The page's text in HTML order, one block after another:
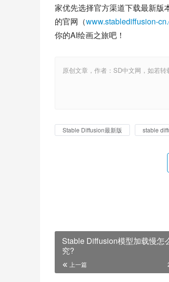
家优先选择官方渠道下载最新版
的官网（www.stablediffusion-
你的AI绘画之旅吧！
原创文章，作者：SD中文网，如若
Stable Diffusion最新版 stable
Stable Diffusion模型加载慢怎
究?
上一篇